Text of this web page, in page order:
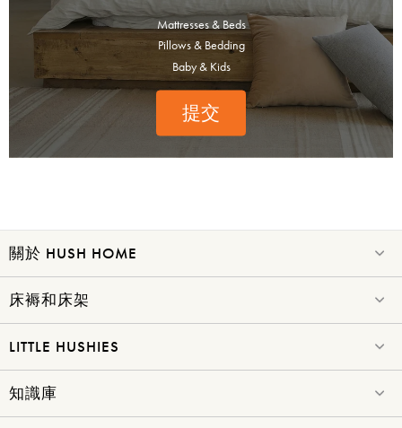
Mattresses & Beds
Pillows & Bedding
Baby & Kids
提交
關於 HUSH HOME
床褥和床架
LITTLE HUSHIES
知識庫
賞你床褥&床架$1000優
家迎新優惠.